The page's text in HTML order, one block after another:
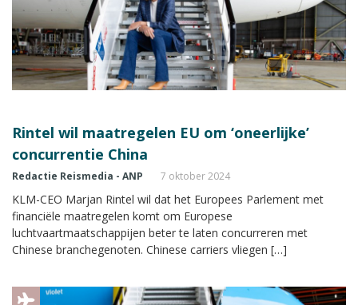
Rintel wil maatregelen EU om ‘oneerlijke’
concurrentie China
Redactie Reismedia - ANP 7 oktober 2024
KLM-CEO Marjan Rintel wil dat het Europees Parlement met
financiële maatregelen komt om Europese
luchtvaartmaatschappijen beter te laten concurreren met
Chinese branchegenoten. Chinese carriers vliegen […]